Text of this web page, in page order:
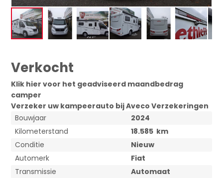
Verkocht
Klik hier voor het geadviseerd maandbedrag
camper
Verzeker uw kampeerauto bij Aveco Verzekeringen
Bouwjaar
2024
Kilometerstand
18.585km
Conditie
Nieuw
Automerk
Fiat
Transmissie
Automaat